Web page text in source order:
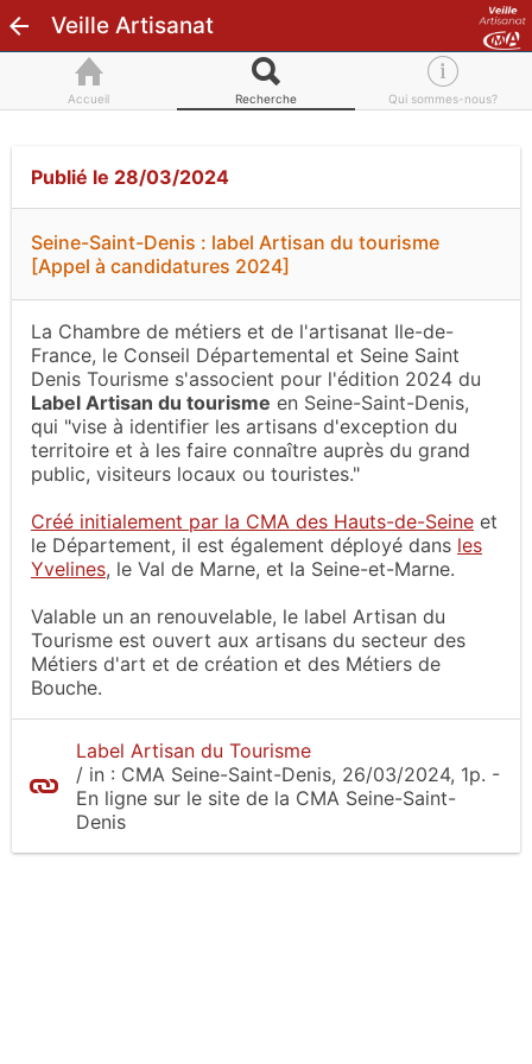
Veille Artisanat
Accueil Recherche Qui sommes-nous?
Publié le 28/03/2024
Seine-Saint-Denis : label Artisan du tourisme
[Appel à candidatures 2024]
La Chambre de métiers et de l'artisanat Ile-de-
France, le Conseil Départemental et Seine Saint
Denis Tourisme s'associent pour l'édition 2024 du
Label Artisan du tourisme en Seine-Saint-Denis,
qui "vise à identifier les artisans d'exception du
territoire et à les faire connaître auprès du grand
public, visiteurs locaux ou touristes."
Créé initialement par la CMA des Hauts-de-Seine et
le Département, il est également déployé dans les
Yvelines, le Val de Marne, et la Seine-et-Marne.
Valable un an renouvelable, le label Artisan du
Tourisme est ouvert aux artisans du secteur des
Métiers d'art et de création et des Métiers de
Bouche.
Label Artisan du Tourisme
/ in : CMA Seine-Saint-Denis, 26/03/2024, 1p. -
En ligne sur le site de la CMA Seine-Saint-
Denis